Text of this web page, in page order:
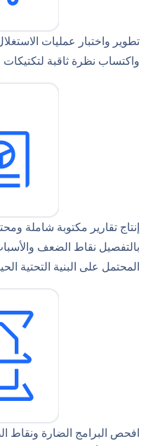
تطوير واختبار عمليات
واكتساب نظرة ثاقبة
إنتاج تقارير مكتوبة شاملة
بالتفصيل نقاط الضعف
المحتمل على البنية التحتية
افحص البرامج الضارة ونقاط